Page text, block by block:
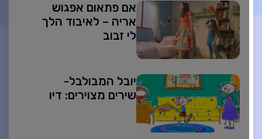
אם פתאום אפגוש
אריה – לאיבוד הלך
לי זבוב
יובל המבולבל-
שירים מצוירים: דיו